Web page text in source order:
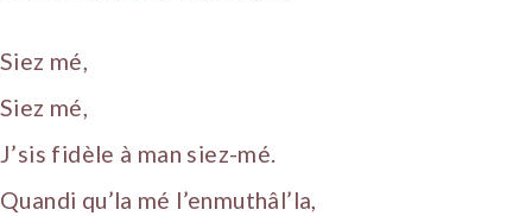
Siez mé,
Siez mé,
J’sis fidèle à man siez-mé.
Quandi qu’la mé l’enmuthâl’la,